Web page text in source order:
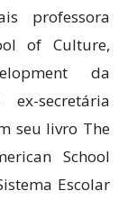
professora
of Culture,
da
secretária
seu livro The
School
Escolar